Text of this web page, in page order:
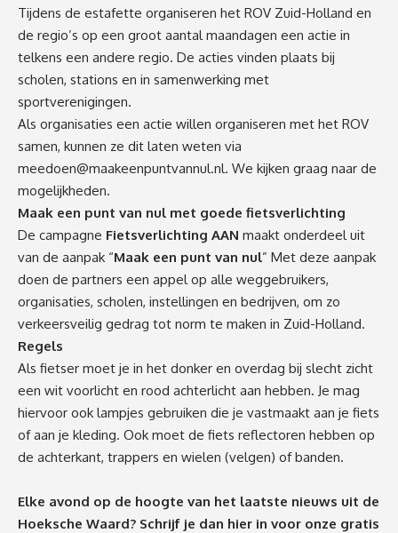
Tijdens de estafette organiseren het ROV Zuid-Holland en
de regio’s op een groot aantal maandagen een actie in
telkens een andere regio. De acties vinden plaats bij
scholen, stations en in samenwerking met
sportverenigingen.
Als organisaties een actie willen organiseren met het ROV
samen, kunnen ze dit laten weten via
meedoen@maakeenpuntvannul.nl. We kijken graag naar de
mogelijkheden.
Maak een punt van nul met goede fietsverlichting
De campagne Fietsverlichting AAN maakt onderdeel uit
van de aanpak “Maak een punt van nul” Met deze aanpak
doen de partners een appel op alle weggebruikers,
organisaties, scholen, instellingen en bedrijven, om zo
verkeersveilig gedrag tot norm te maken in Zuid-Holland.
Regels
Als fietser moet je in het donker en overdag bij slecht zicht
een wit voorlicht en rood achterlicht aan hebben. Je mag
hiervoor ook lampjes gebruiken die je vastmaakt aan je fiets
of aan je kleding. Ook moet de fiets reflectoren hebben op
de achterkant, trappers en wielen (velgen) of banden.
Elke avond op de hoogte van het laatste nieuws uit de
Hoeksche Waard? Schrijf je dan hier in voor onze gratis